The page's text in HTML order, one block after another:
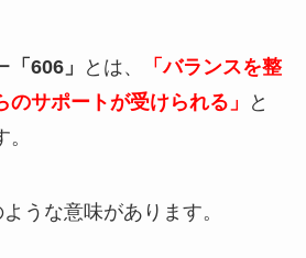
「606」 とは、
「バランスを整
のサポートが受けられる」
と
うな意味があります。